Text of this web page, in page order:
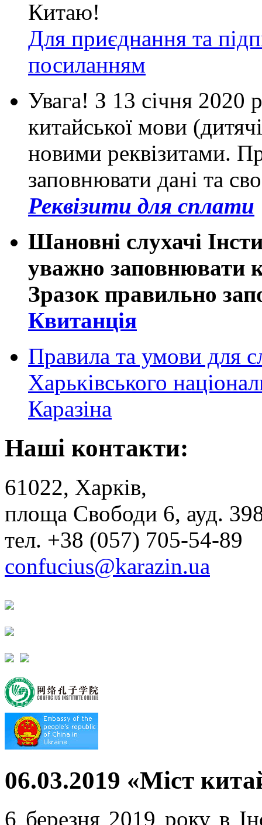
Китаю!
Для приєднання та
посиланням
Увага! З 13 січня 2020
китайської мови
новими реквізитами.
заповнювати дані та
Реквізити для сплати
Шановні слухачі
уважно заповнювати
Зразок правильно
Квитанція
Правила та умови для
Харьківського
Каразіна
Наші контакти:
61022, Харків,
площа Свободи 6, ауд.
тел. +38 (057) 705-54-89
confucius@karazin.ua
06.03.2019 «Міст
6 березня 2019 року в